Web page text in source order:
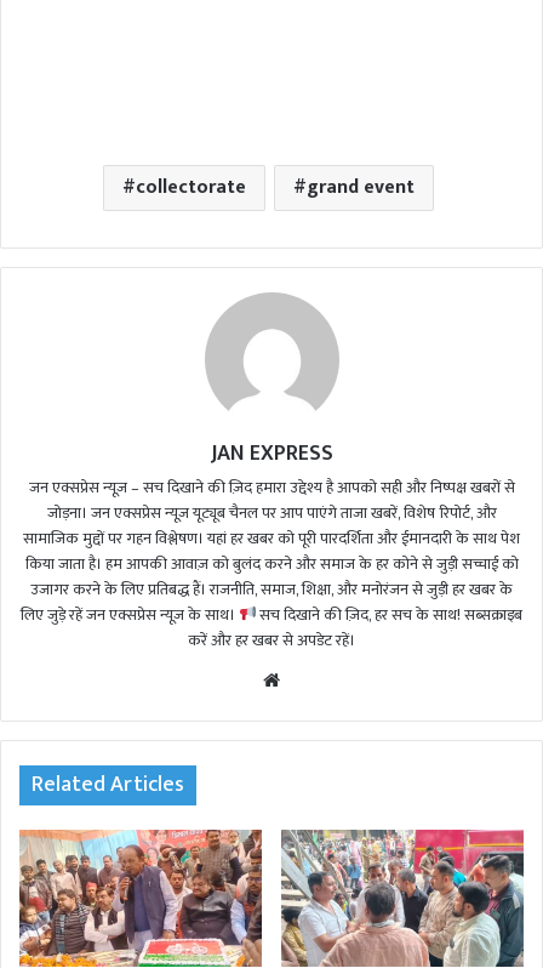
collectorate grand event
JAN EXPRESS
जन एक्सप्रेस न्यूज़ – सच दिखाने की ज़िद हमारा उद्देश्य है आपको सही और निष्पक्ष खबरों से
जोड़ना। जन एक्सप्रेस न्यूज़ यूट्यूब चैनल पर आप पाएंगे ताजा खबरें, विशेष रिपोर्ट, और
सामाजिक मुद्दों पर गहन विश्लेषण। यहां हर खबर को पूरी पारदर्शिता और ईमानदारी के साथ पेश
किया जाता है। हम आपकी आवाज़ को बुलंद करने और समाज के हर कोने से जुड़ी सच्चाई को
उजागर करने के लिए प्रतिबद्ध हैं। राजनीति, समाज, शिक्षा, और मनोरंजन से जुड़ी हर खबर के
लिए जुड़े रहें जन एक्सप्रेस न्यूज़ के साथ।
सच दिखाने की ज़िद, हर सच के साथ! सब्सक्राइब
करें और हर खबर से अपडेट रहें।
te
Related Articles